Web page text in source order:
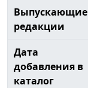
Выпускающие
редакции
Дата
добавления в
каталог